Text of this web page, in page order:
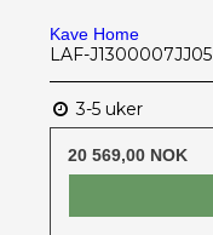
Kave Home
LAF-J1300007JJ05
3-5 uker
20 569,00 NOK